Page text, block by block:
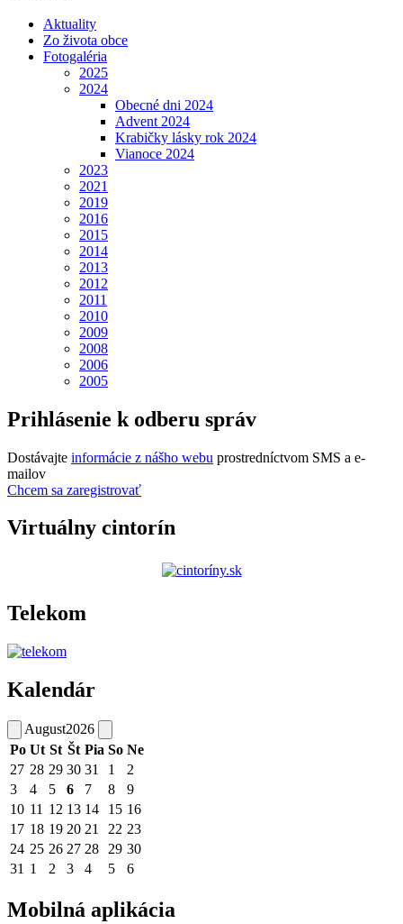
Aktuality
Zo života obce
Fotogaléria
2025
2024
Obecné dni 2024
Advent 2024
Krabičky lásky rok 2024
Vianoce 2024
2023
2021
2019
2016
2015
2014
2013
2012
2011
2010
2009
2008
2006
2005
Prihlásenie k odberu správ
Dostávajte informácie z nášho webu prostredníctvom SMS a e-
mailov
Chcem sa zaregistrovať
Virtuálny cintorín
Telekom
Kalendár
August2026
Po Ut St Št Pia So Ne
27 28 29 30 31 1
2
3
4 5 6 7 8
9
10 11 12 13 14 15 16
17 18 19 20 21 22 23
24 25 26 27 28 29 30
31 1 2 3 4 5 6
Mobilná aplikácia